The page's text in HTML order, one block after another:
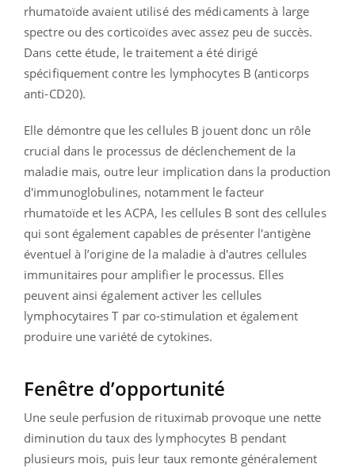
rhumatoïde avaient utilisé des médicaments à large
spectre ou des corticoïdes avec assez peu de succès.
Dans cette étude, le traitement a été dirigé
spécifiquement contre les lymphocytes B (anticorps
anti-CD20).
Elle démontre que les cellules B jouent donc un rôle
crucial dans le processus de déclenchement de la
maladie mais, outre leur implication dans la production
d'immunoglobulines, notamment le facteur
rhumatoïde et les ACPA, les cellules B sont des cellules
qui sont également capables de présenter l'antigène
éventuel à l’origine de la maladie à d'autres cellules
immunitaires pour amplifier le processus. Elles
peuvent ainsi également activer les cellules
lymphocytaires T par co-stimulation et également
produire une variété de cytokines.
Fenêtre d’opportunité
Une seule perfusion de rituximab provoque une nette
diminution du taux des lymphocytes B pendant
plusieurs mois, puis leur taux remonte généralement